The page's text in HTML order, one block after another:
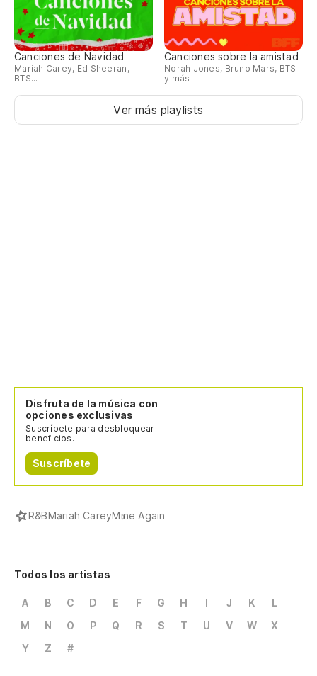
Canciones de Navidad
Mariah Carey, Ed Sheeran,
BTS...
Canciones sobre la amistad
Norah Jones, Bruno Mars, BTS
y más
Ver más playlists
Disfruta de la música con
opciones exclusivas
Suscríbete para desbloquear
beneficios.
Suscríbete
R&BMariah CareyMine Again
Todos los artistas
A B C D E F G H I J K
L
M
N O P Q R S T U V W
X
Y
Z #